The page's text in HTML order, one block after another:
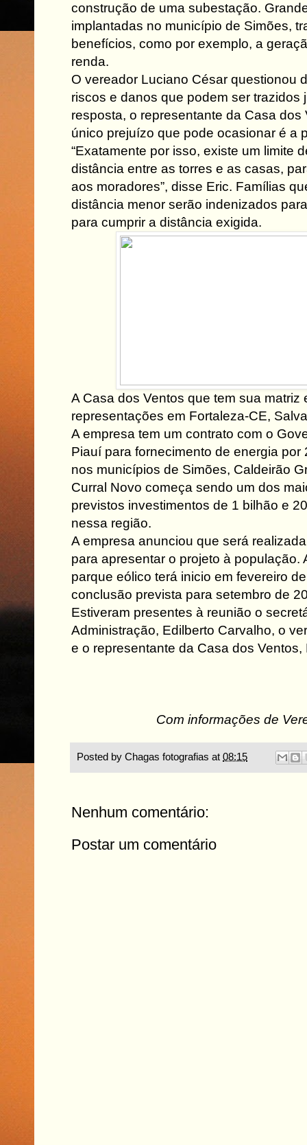
construção de uma subestação.
implantadas no município de Simões,
benefícios, como por exemplo, a
renda.
O vereador Luciano César questionou
riscos e danos que podem ser trazidos
resposta, o representante da Casa dos
único prejuízo que pode ocasionar é a
“Exatamente por isso, existe um limite
distância entre as torres e as casas,
aos moradores”, disse Eric. Famílias
distância menor serão indenizados
para cumprir a distância exigida.
A Casa dos Ventos que tem sua matriz
representações em Fortaleza-CE,
A empresa tem um contrato com o
Piauí para fornecimento de energia
nos municípios de Simões, Caldeirão
Curral Novo começa sendo um dos
previstos investimentos de 1 bilhão e
nessa região.
A empresa anunciou que será
para apresentar o projeto à população.
parque eólico terá inicio em fevereiro
conclusão prevista para setembro de
Estiveram presentes à reunião o
Administração, Edilberto Carvalho, o
e o representante da Casa dos Ventos,
Com informações de
Posted by Chagas fotografias at 08:15
Nenhum comentário:
Postar um comentário